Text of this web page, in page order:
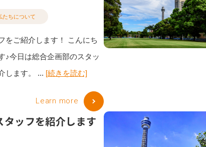
たちについて
をご紹介します！ こんにち
♪今日は総合企画部のスタッ
します。 ... [続きを読む]
Learn more
タッフを紹介します